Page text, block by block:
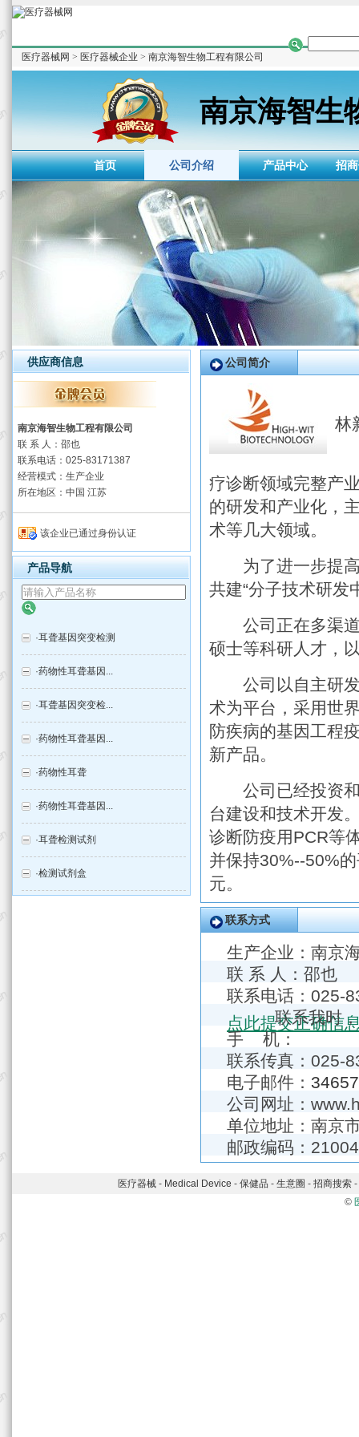
医疗器械网 > 医疗器械企业 > 南京海智生物工程有限公司
南京海智生
首页 公司介绍 产品中心 招
供应商信息
南京海智生物工程有限公司
联 系 人：邵也
联系电话：025-83171387
经营模式：生产企业
所在地区：中国 江苏
该企业已通过身份认证
产品导航
·耳聋基因突变检测
·药物性耳聋基因...
·耳聋基因突变检...
·药物性耳聋基因...
·药物性耳聋
·药物性耳聋基因...
·耳聋检测试剂
·检测试剂盒
公司简介
林
疗诊断领域完整产
的研发和产业化，
术等几大领域。
为了进一步提高
共建“分子技术研发
公司正在多渠道
硕士等科研人才，
公司以自主研发
术为平台，采用世
防疾病的基因工程
新产品。
公司已经投资和
台建设和技术开发
诊断防疫用PCR等
并保持30%--50%
元。
联系方式
生产企业： 南京
联 系 人：邵也
联系电话：
点此提交正确信
联系我时
手 机：
联系传真：025-
电子邮件：
公司网址：
单位地址：南京
邮政编码：
医疗器械 - Medical Device - 保健品 - 生意圈 - 招商搜索 -
©